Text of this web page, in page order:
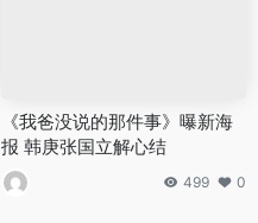
《我爸没说的那件事》曝新海
报 韩庚张国立解心结
499 0